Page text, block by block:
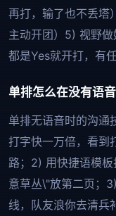
再打，输了也不丢塔
主动开团）5) 视野
都是Yes就开打，有
单排怎么在没有语
单排无语音时的沟
打字快一万倍，看到
路；2) 用快捷语模
意草丛\"放第二页；
线，队友浪你去清兵